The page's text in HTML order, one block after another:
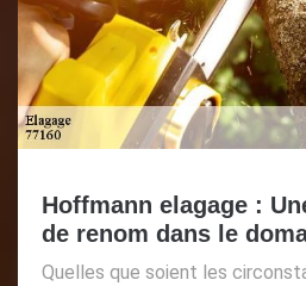
Hoffmann elagage :
de renom dans le
Quelles que soient les